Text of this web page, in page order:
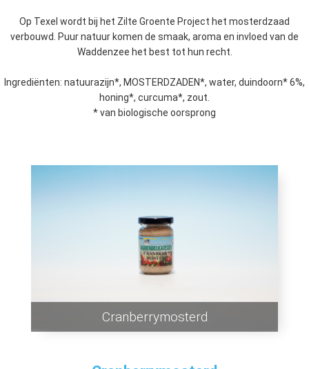
Op Texel wordt bij het Zilte Groente Project het mosterdzaad
verbouwd. Puur natuur komen de smaak, aroma en invloed van de
Waddenzee het best tot hun recht.
Ingrediënten: natuurazijn*, MOSTERDZADEN*, water, duindoorn* 6%,
honing*, curcuma*, zout.
* van biologische oorsprong
Cranberrymosterd